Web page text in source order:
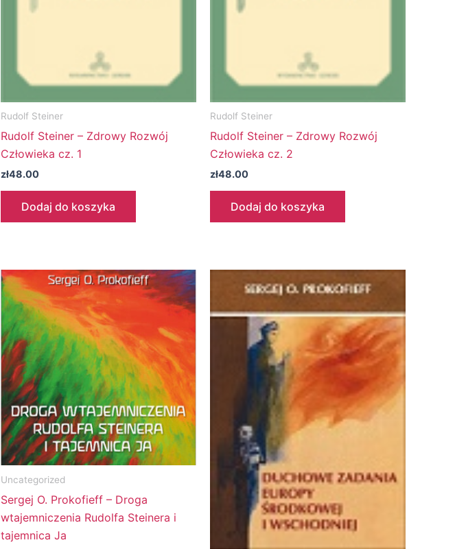
Rudolf Steiner
Rudolf Steiner – Zdrowy Rozwój
Człowieka cz. 1
zł48.00
Dodaj do koszyka
Rudolf Steiner
Rudolf Steiner – Zdrowy Rozwój
Człowieka cz. 2
zł48.00
Dodaj do koszyka
Uncategorized
Sergej O. Prokofieff – Droga
wtajemniczenia Rudolfa Steinera i
tajemnica Ja